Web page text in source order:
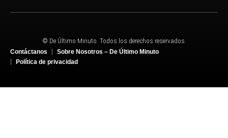
© De Último Minuto. Todos los derechos reservados.
Contáctanos
Sobre Nosotros – De Último Minuto
Política de privacidad